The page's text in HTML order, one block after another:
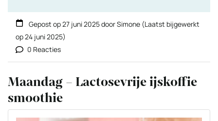
Gepost op27 juni 2025doorSimone (Laatst bijgewerkt
op24 juni 2025)
0 Reacties
Maandag – Lactosevrije ijskoffie
smoothie